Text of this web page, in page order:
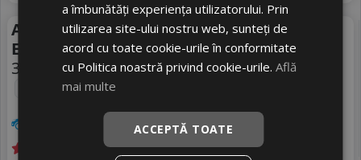
Anvelope vara Cooper
Evolution Mtt
31/10.5 R15 109Q OWL M+S
SUV / 4x4
a îmbunătăți experiența utilizatorului. Prin
utilizarea site-ului nostru web, sunteți de
acord cu toate cookie-urile în conformitate
cu Politica noastră privind cookie-urile.Află
mai multe
ACCEPTĂ TOATE